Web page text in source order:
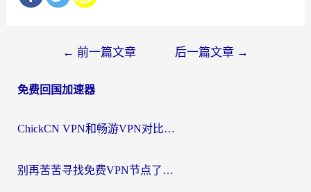
导
← 前一篇文章 后一篇文章 →
免费回国加速器
ChickCN VPN和畅游VPN对比哪个回国效果更好？海外党必看的回国加速器选择指南
别再苦苦寻找免费VPN节点了，这才是海外访问国内资源的正确姿势